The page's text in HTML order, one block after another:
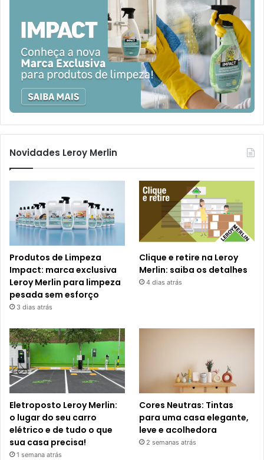
Novidades Leroy Merlin
Produtos de Limpeza
Impact: marca exclusiva
Leroy Merlin para limpeza
pesada sem esforço
3 dias atrás
Clique e retire na Leroy
Merlin: saiba os detalhes
4 dias atrás
Eletroposto Leroy Merlin:
o lugar do seu carro
elétrico e de tudo o que
sua casa precisa!
1 semana atrás
Cores Neutras: Tintas
para uma casa elegante,
leve e acolhedora
2 semanas atrás